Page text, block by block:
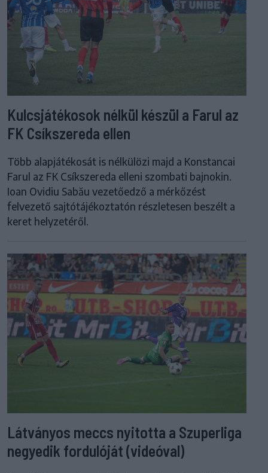
Kulcsjátékosok nélkül készül a Farul az
FK Csíkszereda ellen
Több alapjátékosát is nélkülözi majd a Konstancai
Farul az FK Csíkszereda elleni szombati bajnokin.
Ioan Ovidiu Sabău vezetőedző a mérkőzést
felvezető sajtótájékoztatón részletesen beszélt a
keret helyzetéről.
Látványos meccs nyitotta a Szuperliga
negyedik fordulóját (videóval)